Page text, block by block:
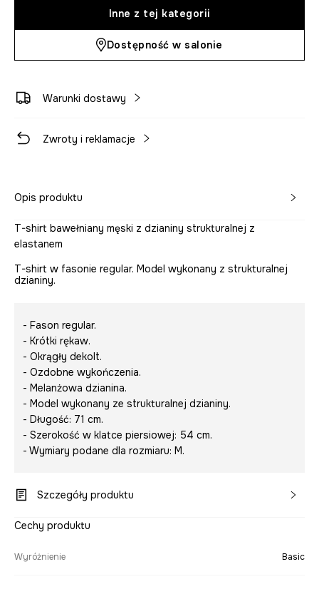
Inne z tej kategorii
Dostępność w salonie
Warunki dostawy
Zwroty i reklamacje
Opis produktu
T-shirt bawełniany męski z dzianiny strukturalnej z
elastanem
T-shirt w fasonie regular. Model wykonany z strukturalnej
dzianiny.
- Fason regular.
- Krótki rękaw.
- Okrągły dekolt.
- Ozdobne wykończenia.
- Melanżowa dzianina.
- Model wykonany ze strukturalnej dzianiny.
- Długość: 71 cm.
- Szerokość w klatce piersiowej: 54 cm.
- Wymiary podane dla rozmiaru: M.
Szczegóły produktu
Cechy produktu
Wyróżnienie Basic